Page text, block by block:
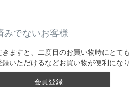
みでないお客様
ますと、二度目のお買い物時にとて
いただけるなどお買い物が便利になり
会員登録